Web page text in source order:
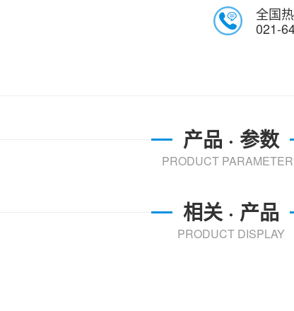
全国
021-
产品 · 参数
PRODUCT
相关 · 产品
PRODUCT DISPLAY